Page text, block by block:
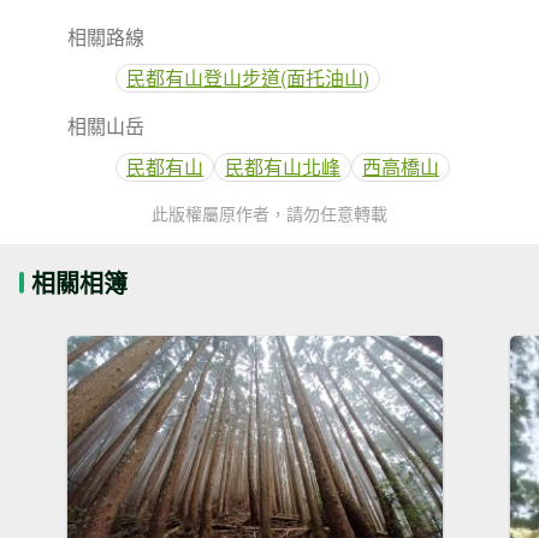
相關路線
民都有山登山步道(面托油山)
相關山岳
民都有山
民都有山北峰 西高橋山
此版權屬原作者，請勿任意轉載
相關相簿